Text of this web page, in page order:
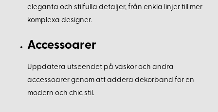
eleganta och stilfulla detaljer, från enkla linjer till mer
komplexa designer.
Accessoarer
Uppdatera utseendet på väskor och andra
accessoarer genom att addera dekorband för en
modern och chic stil.